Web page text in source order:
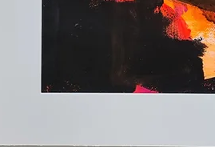
"Die Leinwand als Bühne für